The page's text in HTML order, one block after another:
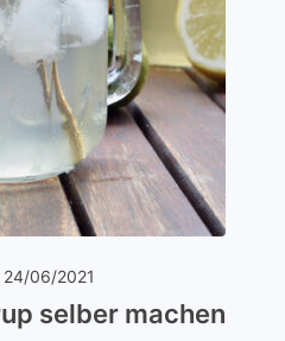
24/06/2021
selber machen